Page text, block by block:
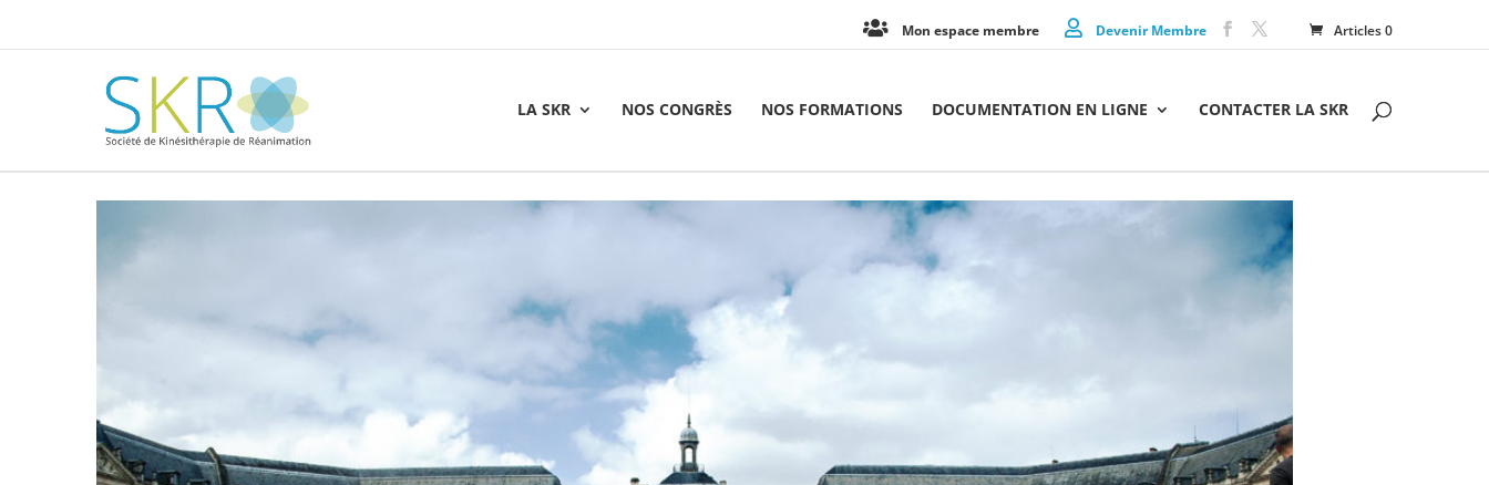
Articles 0
Mon espace membre Devenir Membre
LA SKR NOS CONGRÈS NOS FORMATIONS DOCUMENTATION EN LIGNE CONTACTER LA SKR